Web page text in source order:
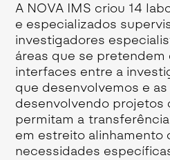
A NOVA IMS criou 14
e especializados
investigadores
áreas que se
interfaces entre a
que desenvolvemos e
desenvolvendo projetos
permitam a
em estreito alinhamento
necessidades